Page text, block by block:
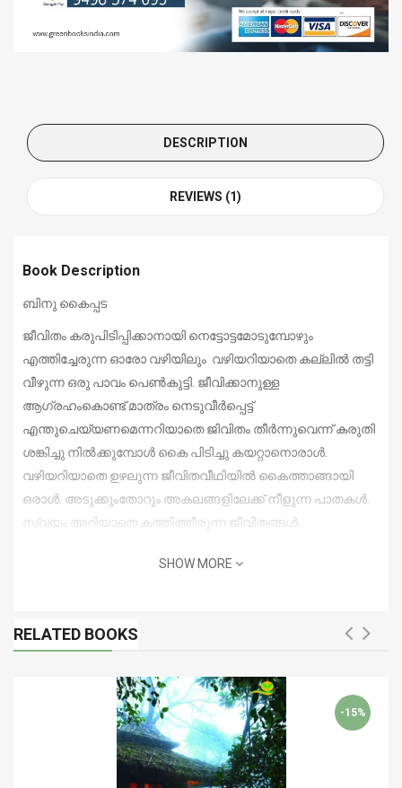
DESCRIPTION
REVIEWS (1)
Book Description
ബിനു കൈപ്പട
ജീവിതം കരുപിടിപ്പിക്കാനായി നെട്ടോട്ടമോടുമ്പോഴും
എത്തിച്ചേരുന്ന ഓരോ വഴിയിലും വഴിയറിയാതെ കല്ലില്‍ തട്ടി
വീഴുന്ന ഒരു പാവം പെണ്‍കുട്ടി. ജീവിക്കാനുള്ള
ആഗ്രഹംകൊണ്ട് മാത്രം നെടുവീര്‍പ്പെട്ട്
എന്തുചെയ്യണമെന്നറിയാതെ ജിവിതം തീര്‍ന്നുവെന്ന് കരുതി
ശങ്കിച്ചു നില്‍ക്കുമ്പോള്‍ കൈ പിടിച്ചു കയറ്റാനൊരാള്‍.
വഴിയറിയാതെ ഉഴലുന്ന ജീവിതവീഥിയില്‍ കൈത്താങ്ങായി
ഒരാള്‍. അടുക്കുംതോറും അകലങ്ങളിലേക്ക് നീളുന്ന പാതകള്‍.
സ്വയം അറിയാതെ കത്തിത്തീരുന്ന ജീവിതങ്ങള്‍.
SHOW MORE
RELATED BOOKS
-15%